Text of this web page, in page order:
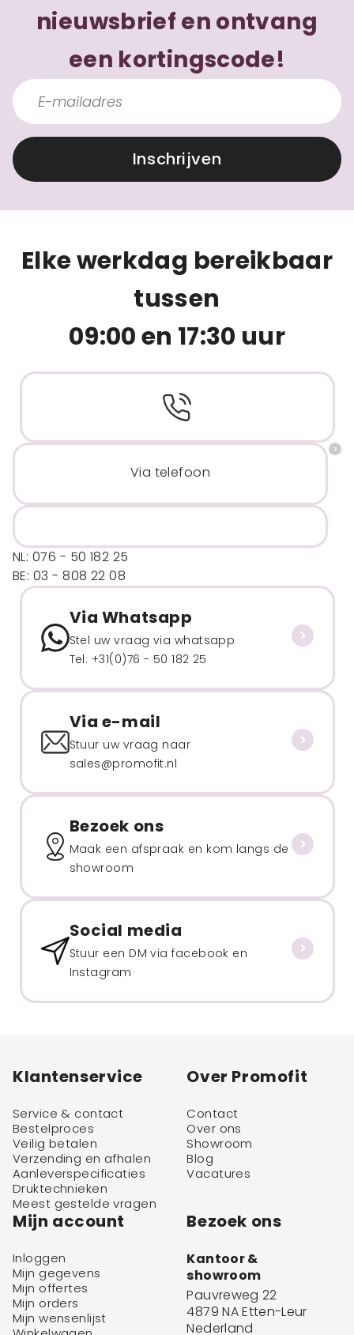
nieuwsbrief en ontvang
een kortingscode!
Inschrijven
Elke werkdag bereikbaar
tussen
09:00 en 17:30 uur
Via telefoon
NL: 076 - 50 182 25
BE: 03 - 808 22 08
Via Whatsapp
Stel uw vraag via whatsapp
Tel: +31(0)76 - 50 182 25
Via e-mail
Stuur uw vraag naar
sales@promofit.nl
Bezoek ons
Maak een afspraak en kom langs de
showroom
Social media
Stuur een DM via facebook en
Instagram
Klantenservice
Service & contact
Bestelproces
Veilig betalen
Verzending en afhalen
Aanleverspecificaties
Druktechnieken
Meest gestelde vragen
Over Promofit
Contact
Over ons
Showroom
Blog
Vacatures
Mijn account
Inloggen
Mijn gegevens
Mijn offertes
Mijn orders
Mijn wensenlijst
Bezoek ons
Kantoor &
showroom
Pauvreweg 22
4879 NA Etten-Leur
Nederland